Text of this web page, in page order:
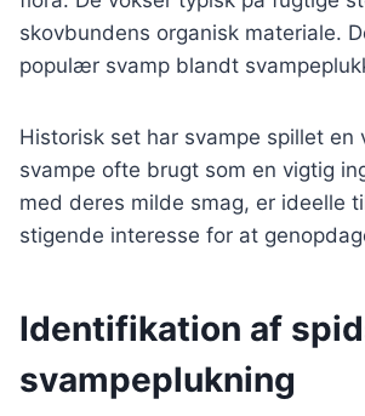
skovbundens organisk materiale.
populær svamp blandt
Historisk set har svampe spillet
svampe ofte brugt som en vigtig
med deres milde smag, er ideelle
stigende interesse for at
Identifikation af
svampeplukning